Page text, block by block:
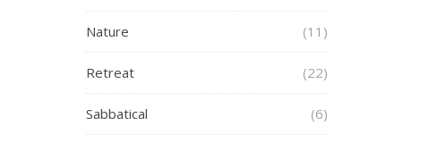
Nature (11)
Retreat (22)
Sabbatical (6)